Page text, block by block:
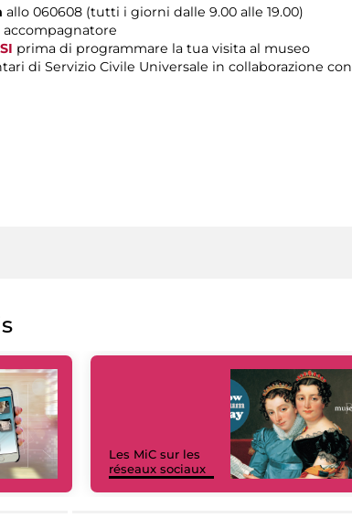
allo 060608 (tutti i giorni dalle 9.00 alle 19.00)
accompagnatore
prima di programmare la tua visita al museo
di Servizio Civile Universale in collaborazione
Les MiC sur les
réseaux sociaux